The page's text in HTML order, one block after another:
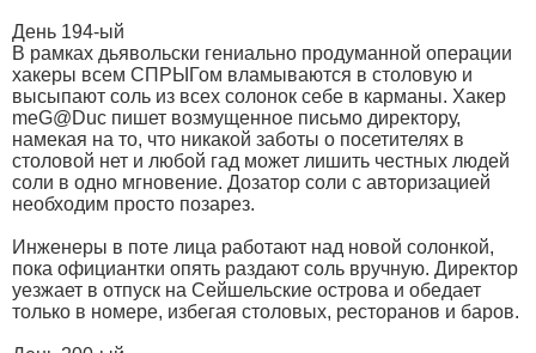
День 194-ый
В рамках дьявольски гениально продуманной операции
хакеры всем СПРЫГом вламываются в столовую и
высыпают соль из всех солонок себе в карманы. Хакер
meG@Duc пишет возмущенное письмо директору,
намекая на то, что никакой заботы о посетителях в
столовой нет и любой гад может лишить честных людей
соли в одно мгновение. Дозатор соли с авторизацией
необходим просто позарез.
Инженеры в поте лица работают над новой солонкой,
пока официантки опять раздают соль вручную. Директор
уезжает в отпуск на Сейшельские острова и обедает
только в номере, избегая столовых, ресторанов и баров.